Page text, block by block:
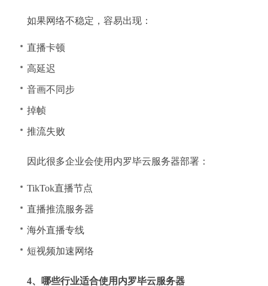
如果网络不稳定，容易出现：
直播卡顿
高延迟
音画不同步
掉帧
推流失败
因此很多企业会使用内罗毕云服务器部署：
TikTok直播节点
直播推流服务器
海外直播专线
短视频加速网络
4、哪些行业适合使用内罗毕云服务器